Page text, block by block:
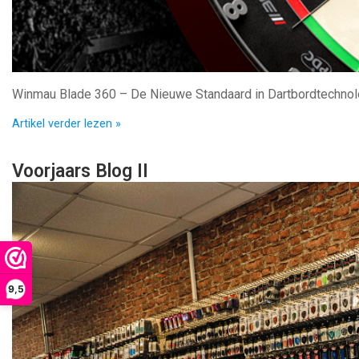
9,5
Winmau Blade 360 – De Nieuwe Standaard in
Artikel verder lezen »
Voorjaars Blog II